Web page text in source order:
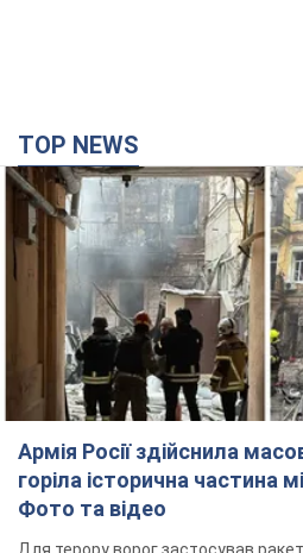
Армія Росії здійснила
горіла історична частина
Фото та відео
Для терору ворог застосував
40,7 т.
Нардепи взяли гроші з
елітних квартир у Києві:
просив кошти та де
Як працює особлива соціальна
користується
4 часа назад